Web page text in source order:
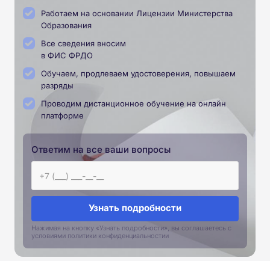
Работаем на основании Лицензии Министерства
Образования
Все сведения вносим
в ФИС ФРДО
Обучаем, продлеваем удостоверения, повышаем
разряды
Проводим дистанционное обучение на онлайн
платформе
Ответим на все ваши вопросы
Узнать подробности
Нажимая на кнопку «Узнать подробности», вы соглашаетесь с
условиями политики конфиденциальностии